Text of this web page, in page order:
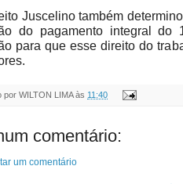
Juscelino também
do pagamento integral
para que esse direito do
por WILTON LIMA às 11:40
comentário:
um comentário